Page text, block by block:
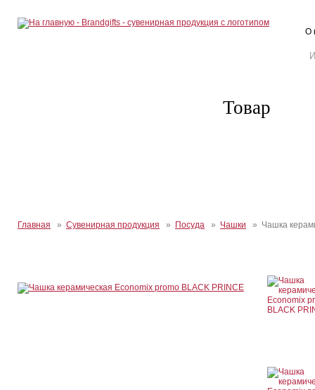
О
Товар
Главная » Сувенирная продукция » Посуда » Чашки » Чашка